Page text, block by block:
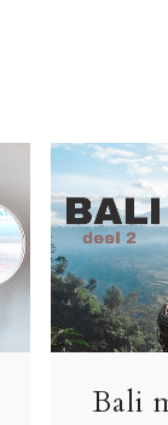
Bali